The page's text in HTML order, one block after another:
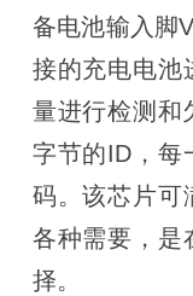
备电池输入脚
接的充电电池
量进行检测和
字节的ID，每
码。该芯片可
各种需要，是
择。